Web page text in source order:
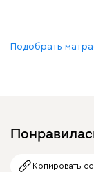
Подобрать
Копировать